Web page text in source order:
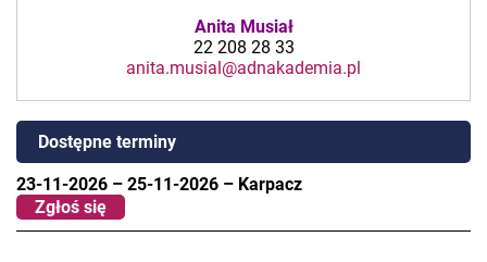
Anita Musiał
22 208 28 33
anita.musial@adnakademia.pl
Dostępne terminy
23-11-2026 – 25-11-2026 – Karpacz
Zgłoś się